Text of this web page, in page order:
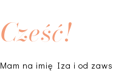
Cześć!
Mam na imię Iza i od